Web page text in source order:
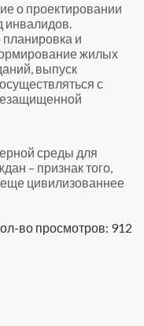
о проектировании
инвалидов.
планировка и
жилых
выпуск
с
среды для
– признак того,
еще цивилизованнее
во просмотров: 912